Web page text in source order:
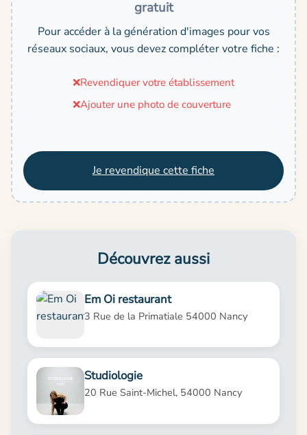
gratuit
Pour accéder à la génération d'images pour vos
réseaux sociaux, vous devez compléter votre fiche :
❌Revendiquer votre établissement
❌Ajouter une photo de couverture
Je revendique cette fiche
Découvrez aussi
Em Oi restaurant
3 Rue de la Primatiale 54000 Nancy
Studiologie
20 Rue Saint-Michel, 54000 Nancy